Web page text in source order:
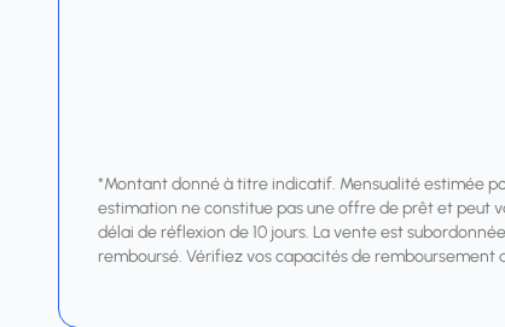
*Montant donné à titre indicatif. Mensualité estimée
estimation ne constitue pas une offre de prêt et peut
délai de réflexion de 10 jours. La vente est
remboursé. Vérifiez vos capacités de remboursement